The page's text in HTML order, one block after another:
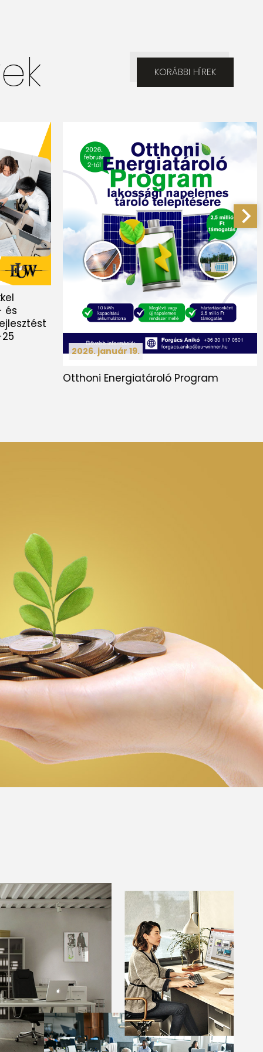
KORÁBBI HÍREK
és
2026. január 19.
Otthoni Energiatároló Program